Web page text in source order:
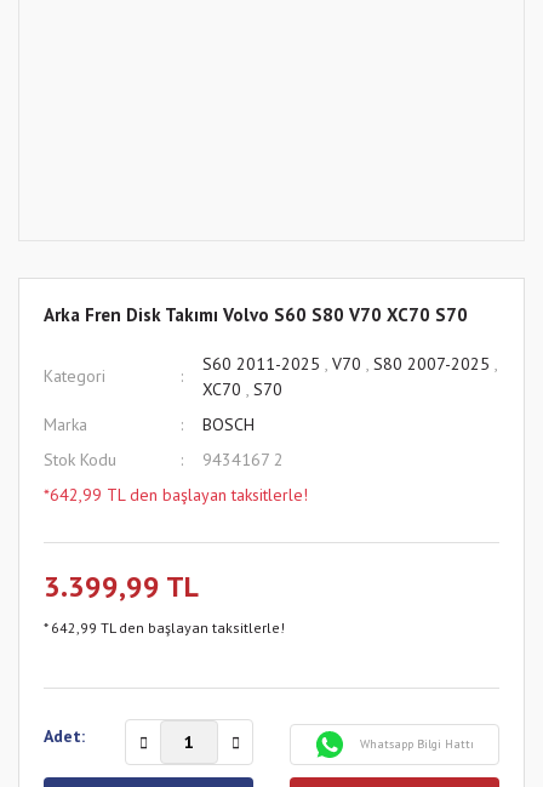
Arka Fren Disk Takımı Volvo S60 S80 V70 XC70 S70
Kategori
S60 2011-2025 V70 S80 2007-2025
XC70
S70
Marka
BOSCH
Stok Kodu
9434167 2
*642,99 TL den başlayan taksitlerle!
3.399,99 TL
* 642,99 TL den başlayan taksitlerle!
Adet: Whatsapp Bilgi Hattı